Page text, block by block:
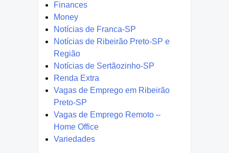
Finances
Money
Notícias de Franca-SP
Notícias de Ribeirão Preto-SP e
Região
Notícias de Sertãozinho-SP
Renda Extra
Vagas de Emprego em Ribeirão
Preto-SP
Vagas de Emprego Remoto –
Home Office
Variedades